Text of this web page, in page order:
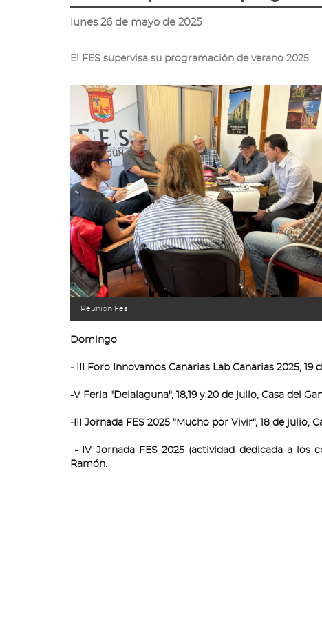
ir
a
de
lunes 26 de mayo de 2025
El FES supervisa su programación de verano 2025.
Reunión Fes
Domingo
- III Foro Innovamos Canarias Lab Canarias 2025,
-V Feria "Delalaguna", 18,19 y 20 de julio, Casa del
-III Jornada FES 2025 "Mucho por Vivir", 18 de julio,
- IV Jornada FES 2025 (actividad dedicada a los
Ramón.